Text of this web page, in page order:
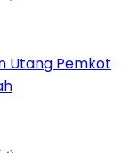
Utang Pemkot